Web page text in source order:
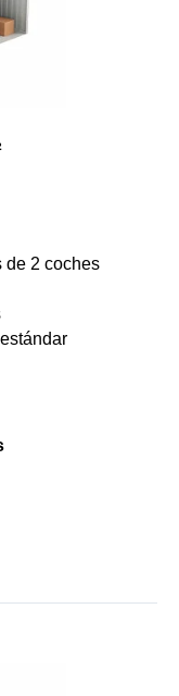
de 2 coches
r